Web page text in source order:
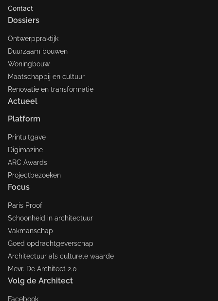
Contact
Dossiers
Ontwerppraktijk
Duurzaam bouwen
Woningbouw
Maatschappij en cultuur
Renovatie en transformatie
Actueel
Platform
Printuitgave
Digimazine
ARC Awards
Projectbezoeken
Focus
Paris Proof
Schoonheid in architectuur
Vakmanschap
Goed opdrachtgeverschap
Architectuur als culturele waarde
Mevr. De Architect 2.0
Volg de Architect
Facebook